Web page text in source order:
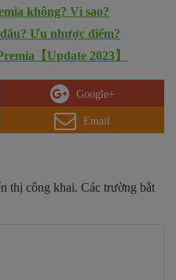
không? Vì sao?
Ưu nhược điểm?
【Update 2023】
Google+
Email
thị công khai. Các trường bắt